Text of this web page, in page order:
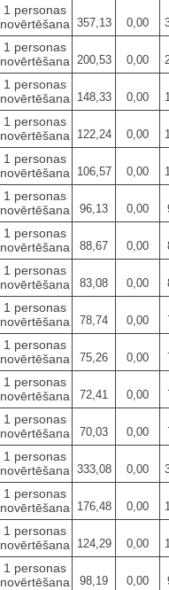
1 personas
novērtēšana 357,13 0,00
1 personas
novērtēšana 200,53 0,00
1 personas
novērtēšana
148,33 0,00
1 personas
novērtēšana
122,24 0,00
1 personas
novērtēšana
106,57 0,00
1 personas
novērtēšana
96,13 0,00
1 personas
novērtēšana
88,67 0,00
1 personas
novērtēšana
83,08 0,00
1 personas
novērtēšana
78,74 0,00
1 personas
novērtēšana
75,26 0,00
1 personas
novērtēšana
72,41 0,00
1 personas
novērtēšana
70,03 0,00
1 personas
novērtēšana 333,08 0,00
1 personas
novērtēšana
176,48 0,00
1 personas
novērtēšana
124,29 0,00
1 personas
novērtēšana
98,19 0,00